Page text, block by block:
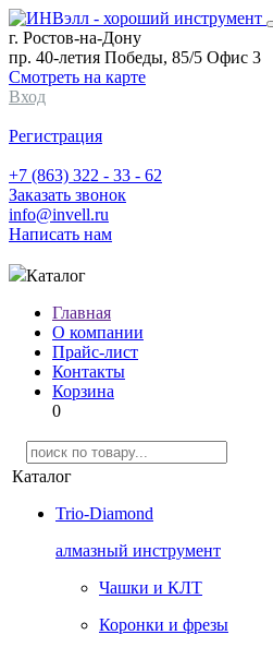
г. Ростов-на-Дону
пр. 40-летия Победы, 85/5 Офис 3
Смотреть на карте
Вход
Регистрация
+7 (863) 322 - 33 - 62
Заказать звонок
info@invell.ru
Написать нам
Каталог
Главная
О компании
Прайс-лист
Контакты
Корзина
0
Каталог
Trio-Diamond
алмазный инструмент
Чашки и КЛТ
Коронки и фрезы